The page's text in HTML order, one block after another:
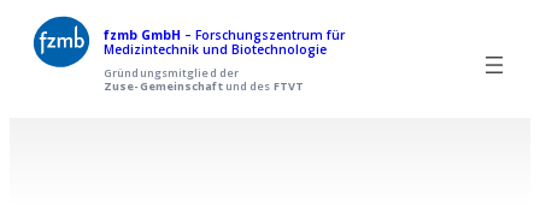
Zum
Inhalt
fzmb GmbH – Forschungszentrum für
Medizintechnik und Biotechnologie
Gründungsmitglied der
Zuse-Gemeinschaftund des FTVT